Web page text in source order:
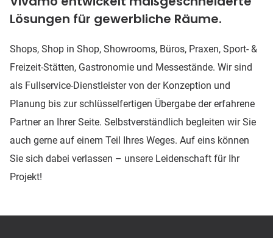
Lösungen für gewerbliche Räume.
Shops, Shop in Shop, Showrooms, Büros, Praxen, Sport- &
Freizeit-Stätten, Gastronomie und Messestände. Wir sind
als Fullservice-Dienstleister von der Konzeption und
Planung bis zur schlüsselfertigen Übergabe der erfahrene
Partner an Ihrer Seite. Selbstverständlich begleiten wir Sie
auch gerne auf einem Teil Ihres Weges. Auf eins können
Sie sich dabei verlassen – unsere Leidenschaft für Ihr
Projekt!